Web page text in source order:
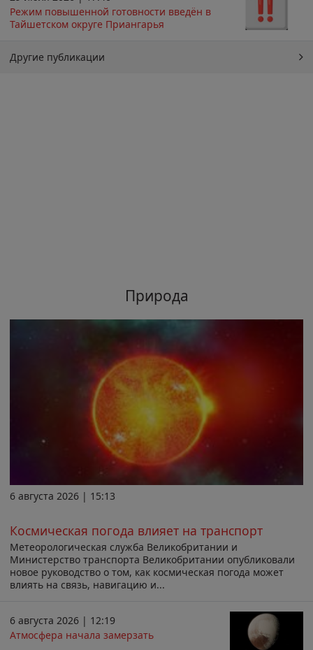
Режим повышенной готовности введён в
Тайшетском округе Приангарья
Другие публикации
Природа
6 августа 2026 | 15:13
Космическая погода влияет на транспорт
Метеорологическая служба Великобритании и
Министерство транспорта Великобритании опубликовали
новое руководство о том, как космическая погода может
влиять на связь, навигацию и...
6 августа 2026 | 12:19
Атмосфера начала замерзать